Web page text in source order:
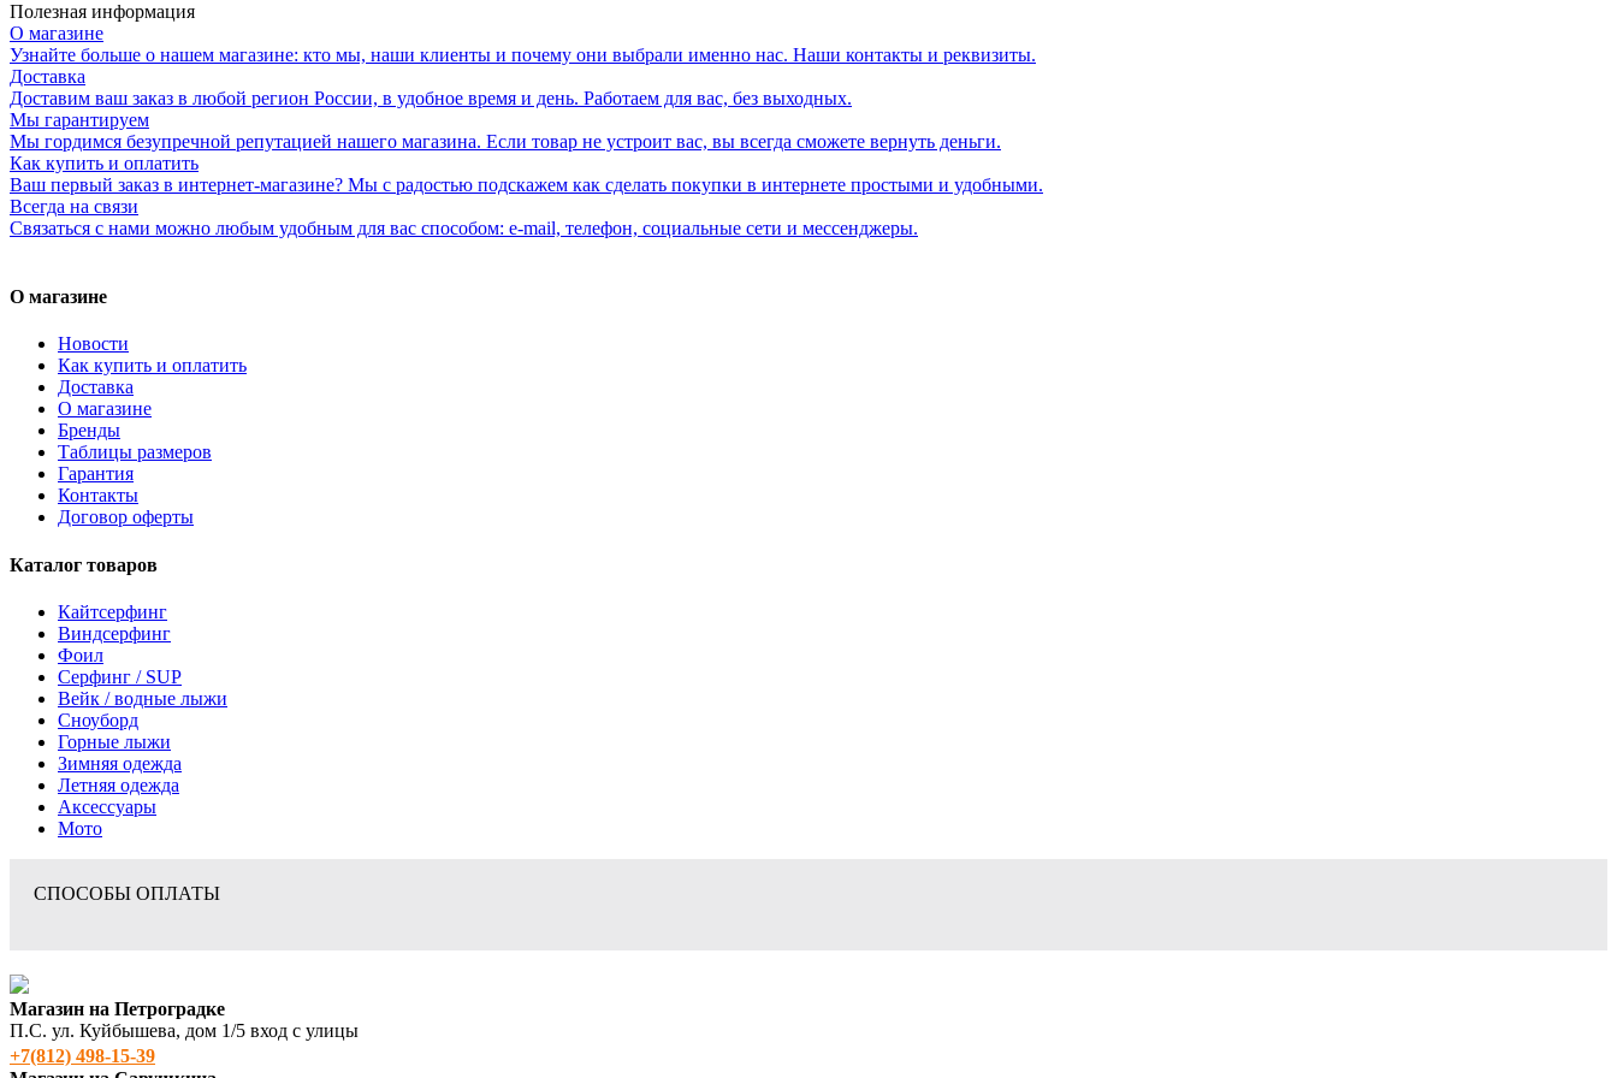
Полезная информация
О магазине
Узнайте больше о нашем магазине: кто мы, наши клиенты и почему они выбрали именно нас. Наши контакты и реквизиты.
Доставка
Доставим ваш заказ в любой регион России, в удобное время и день. Работаем для вас, без выходных.
Мы гарантируем
Мы гордимся безупречной репутацией нашего магазина. Если товар не устроит вас, вы всегда сможете вернуть деньги.
Как купить и оплатить
Ваш первый заказ в интернет-магазине? Мы с радостью подскажем как сделать покупки в интернете простыми и удобными.
Всегда на связи
Связаться с нами можно любым удобным для вас способом: e-mail, телефон, социальные сети и мессенджеры.
О магазине
Новости
Как купить и оплатить
Доставка
О магазине
Бренды
Таблицы размеров
Гарантия
Контакты
Договор оферты
Каталог товаров
Кайтсерфинг
Виндсерфинг
Фоил
Серфинг / SUP
Вейк / водные лыжи
Сноуборд
Горные лыжи
Зимняя одежда
Летняя одежда
Аксессуары
Мото
СПОСОБЫ ОПЛАТЫ
Магазин на Петроградке
П.С. ул. Куйбышева, дом 1/5 вход с улицы
+7(812) 498‑15-39